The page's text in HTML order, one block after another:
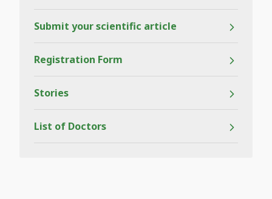
Submit your scientific article
Registration Form
Stories
List of Doctors